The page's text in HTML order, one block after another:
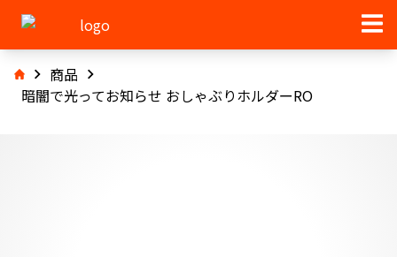
商品
暗闇で光ってお知らせ おしゃぶりホルダーRO